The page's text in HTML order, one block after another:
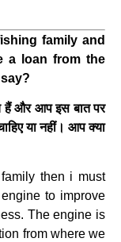
family and
a loan from the
हैं और आप इस बात पर
या नहीं। आप क्या
then i must
to improve
The engine is
from where we